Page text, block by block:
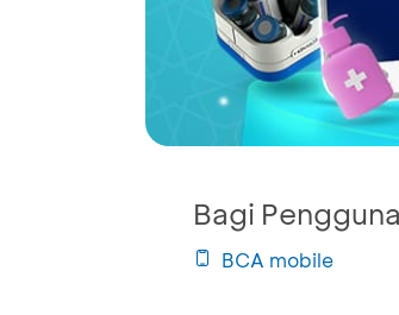
Bagi Pengguna
BCA mobile